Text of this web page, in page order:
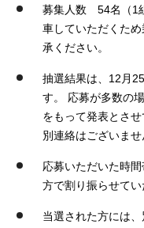
募集人数 54名（1
車していただくた
承ください。
抽選結果は、12月
す。 応募が多数の
をもって発表とさ
別連絡はございませ
応募いただいた時
方で割り振らせてい
当選された方には